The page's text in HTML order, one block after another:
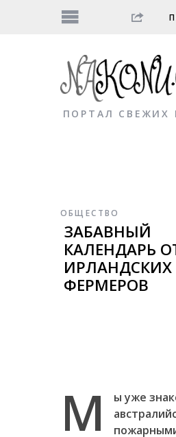
ПОРТАЛ СВЕЖИХ
ОБЩЕСТВО
ЗАБАВНЫЙ
КАЛЕНДАРЬ
ИРЛАНДСКИХ
ФЕРМЕРОВ
М
ы уже